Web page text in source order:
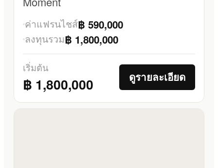
ค่าแฟรนไชส์฿ 590,000
ลงทุนรวม฿ 1,800,000
เริ่มต้น
฿ 1,800,000 ดูรายละเอียด